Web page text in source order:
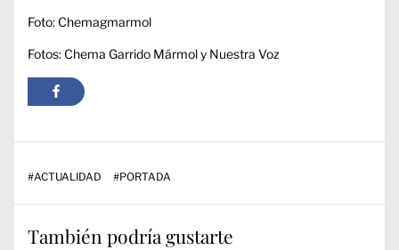
Foto: Chemagmarmol
Fotos: Chema Garrido Mármol y Nuestra Voz
#ACTUALIDAD #PORTADA
También podría gustarte